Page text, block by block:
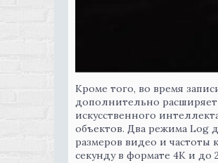
Кроме того, во время
дополнительно
искусственного
объектов. Два режима Log
размеров видео и частоты
секунду в формате 4K и до